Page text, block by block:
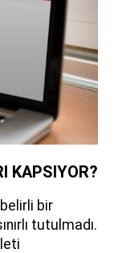
KAPSIYOR?
bir
tutulmadı.